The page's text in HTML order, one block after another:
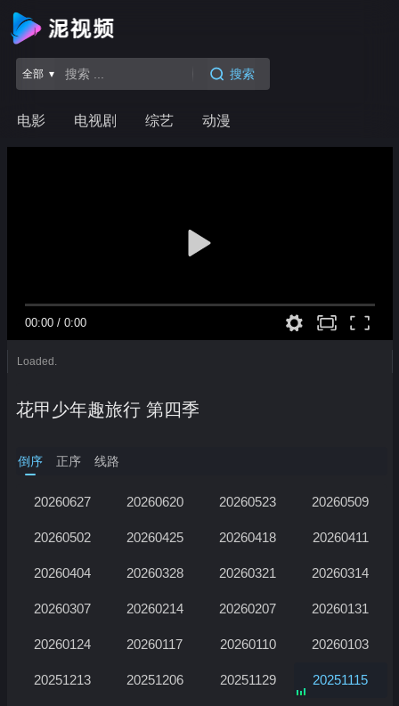
电影 电视剧 综艺 动漫
全部 ▾ 搜索
00:00/ 0:00
Loaded.
正在加载…
花甲少年趣旅行 第四季
倒序 正序 线路
20260627 20260620 20260523 20260509
20260502 20260425 20260418 20260411
20260404 20260328 20260321 20260314
20260307 20260214 20260207 20260131
20260124 20260117 20260110 20260103
20251213 20251206 20251129 20251115